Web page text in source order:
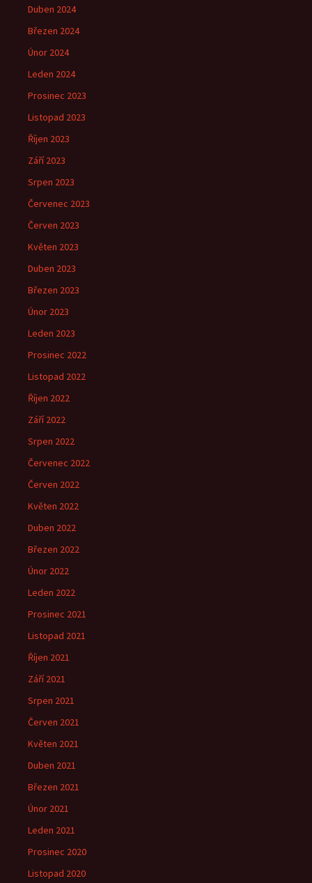
Duben 2024
Březen 2024
Únor 2024
Leden 2024
Prosinec 2023
Listopad 2023
Říjen 2023
Září 2023
Srpen 2023
Červenec 2023
Červen 2023
Květen 2023
Duben 2023
Březen 2023
Únor 2023
Leden 2023
Prosinec 2022
Listopad 2022
Říjen 2022
Září 2022
Srpen 2022
Červenec 2022
Červen 2022
Květen 2022
Duben 2022
Březen 2022
Únor 2022
Leden 2022
Prosinec 2021
Listopad 2021
Říjen 2021
Září 2021
Srpen 2021
Červen 2021
Květen 2021
Duben 2021
Březen 2021
Únor 2021
Leden 2021
Prosinec 2020
Listopad 2020